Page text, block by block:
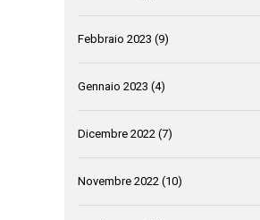
Febbraio 2023 (9)
Gennaio 2023 (4)
Dicembre 2022 (7)
Novembre 2022 (10)